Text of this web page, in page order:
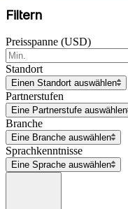
Filtern
Preisspanne (USD)
Standort
Einen Standort auswählen
Partnerstufen
Eine Partnerstufe auswählen
Branche
Eine Branche auswählen
Sprachkenntnisse
Eine Sprache auswählen